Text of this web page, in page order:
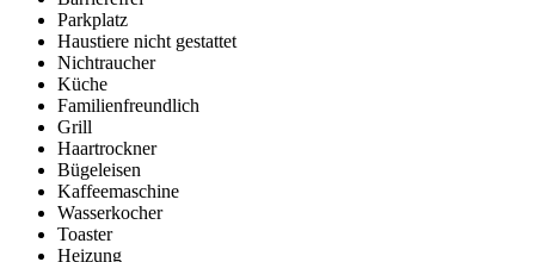
Parkplatz
Haustiere nicht gestattet
Nichtraucher
Küche
Familienfreundlich
Grill
Haartrockner
Bügeleisen
Kaffeemaschine
Wasserkocher
Toaster
Heizung